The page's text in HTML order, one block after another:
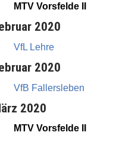
MTV Vorsfelde II
2020
VfL Lehre
2020
VfB Fallersleben
2020
MTV Vorsfelde II